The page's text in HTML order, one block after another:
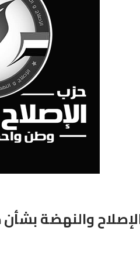
والنهضة بشأن ذبح 21 مصريًا